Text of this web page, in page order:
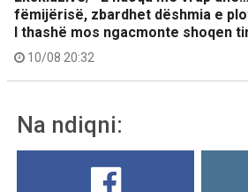
fëmijërisë, zbardhet dëshmia e
I thashë mos ngacmonte shoqen
10/08 20:32
Na ndiqni: